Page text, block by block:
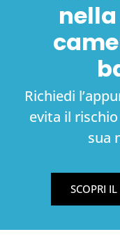
Richiedi
evita il
sua
SCOPRI